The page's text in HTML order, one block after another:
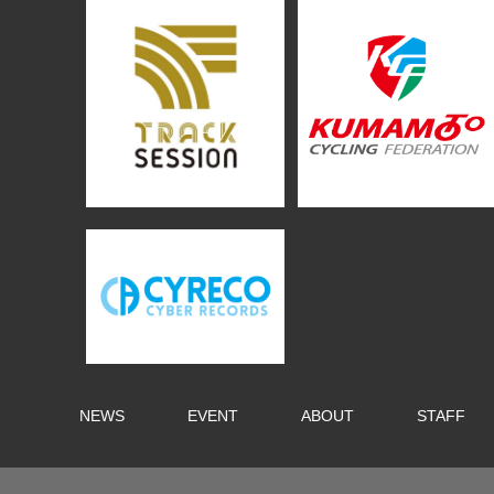
NEWS EVENT ABOUT STAFF